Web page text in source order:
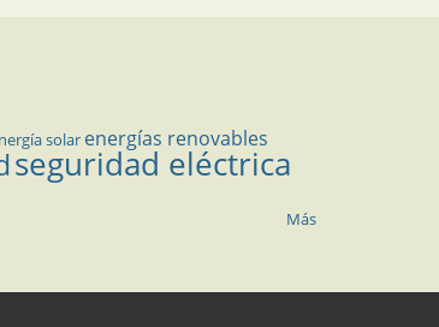
solar energías renovables
seguridad eléctrica
Más